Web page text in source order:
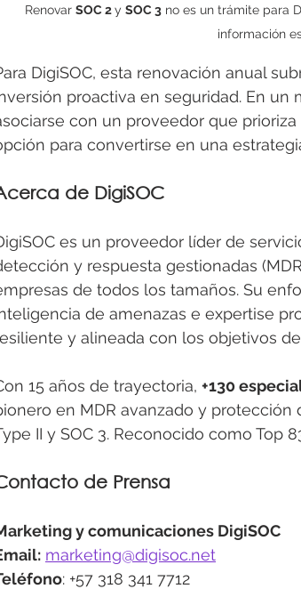
Renovar SOC 2 y SOC 3 no es un trámite para
información
DigiSOC, esta renovación anual
proactiva en seguridad. En un
con un proveedor que
para convertirse en una
de DigiSOC
es un proveedor líder de
y respuesta gestionadas
de todos los tamaños. Su
de amenazas e expertise
y alineada con los objetivos
15 años de trayectoria, +130
en MDR avanzado y
II y SOC 3. Reconocido como Top
de Prensa
y comunicaciones DigiSOC
marketing@digisoc.net
: +57 318 341 7712